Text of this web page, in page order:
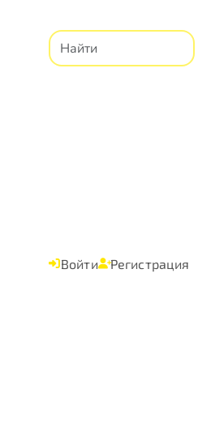
Войти Регистрация